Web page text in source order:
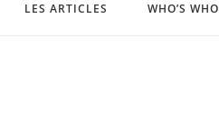
LES ARTICLES WHO’S WHO